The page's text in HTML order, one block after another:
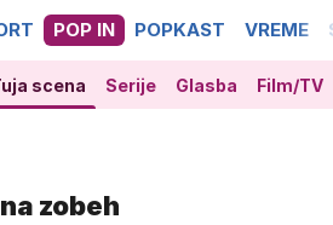
POP IN POPKAST VREME
scena Serije Glasba Film/TV
zobeh